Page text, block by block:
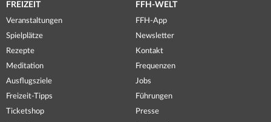
FREIZEIT
Veranstaltungen
Spielplätze
Rezepte
Meditation
Ausflugsziele
Freizeit-Tipps
Ticketshop
FFH-WELT
FFH-App
Newsletter
Kontakt
Frequenzen
Jobs
Führungen
Presse